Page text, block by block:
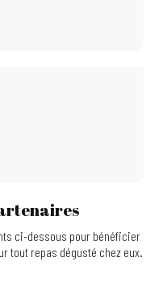
ci-dessous pour bénéficier
tout repas dégusté chez eux.